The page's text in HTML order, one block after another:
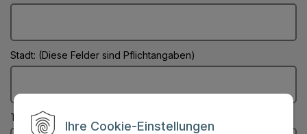
Ihre Cookie-Einstellungen
Stadt: (Diese Felder sind Pflichtangaben)
Telefonnummer: